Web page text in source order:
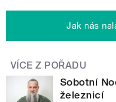
Jak nás
VÍCE Z POŘADU
Sobotní
železnicí